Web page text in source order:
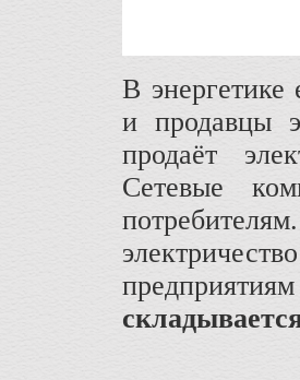
В энергетике
и продавцы
продаёт
Сетевые